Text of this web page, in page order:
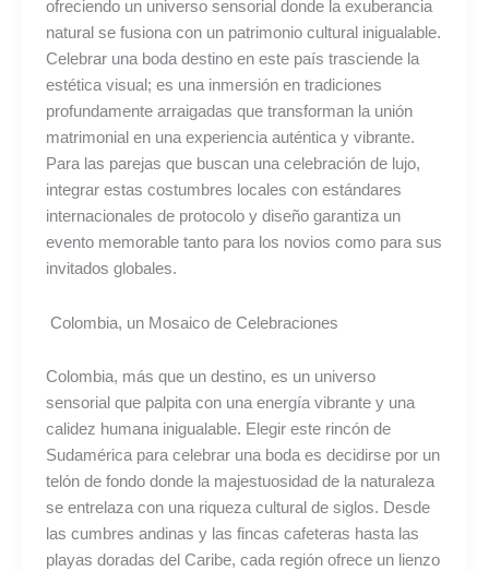
ofreciendo un universo sensorial donde la exuberancia
natural se fusiona con un patrimonio cultural inigualable.
Celebrar una boda destino en este país trasciende la
estética visual; es una inmersión en tradiciones
profundamente arraigadas que transforman la unión
matrimonial en una experiencia auténtica y vibrante.
Para las parejas que buscan una celebración de lujo,
integrar estas costumbres locales con estándares
internacionales de protocolo y diseño garantiza un
evento memorable tanto para los novios como para sus
invitados globales.
Colombia, un Mosaico de Celebraciones
Colombia, más que un destino, es un universo
sensorial que palpita con una energía vibrante y una
calidez humana inigualable. Elegir este rincón de
Sudamérica para celebrar una boda es decidirse por un
telón de fondo donde la majestuosidad de la naturaleza
se entrelaza con una riqueza cultural de siglos. Desde
las cumbres andinas y las fincas cafeteras hasta las
playas doradas del Caribe, cada región ofrece un lienzo